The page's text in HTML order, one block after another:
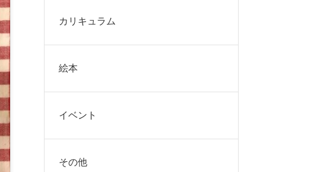
カリキュラム
絵本
イベント
その他